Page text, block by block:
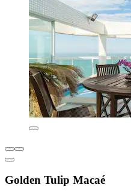
Golden Tulip Macaé